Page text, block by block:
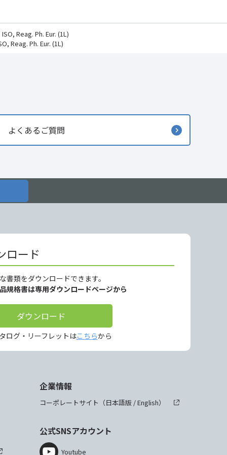
Reag. Ph. Eur. (1L)
Reag. Ph. Eur. (1L)
よくあるご質問
ロード
書類をダウンロードできます。
規格書は専用ダウンロードページから
ダウンロード
ログ・リーフレットはこちらから
企業情報
コーポレートサイト（日本語版 /English）
公式SNSアカウント
Youtube